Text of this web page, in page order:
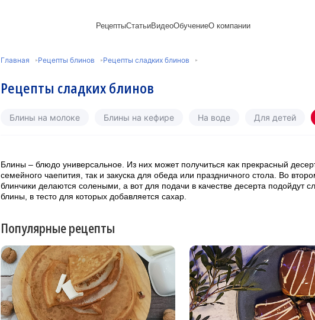
Рецепты
Рецепты блинов
Постные рецепты
Пасхальная выпечка
Рецепты пирогов
Пирожки
Сырники
Вафли
Статьи
Лайфхаки
выпечка
Сезонная выпечка
ВидеоОбучениеО компании
стандарт
Главная Рецепты блинов Рецепты сладких блинов
Рецепты сладких блинов
Блины на молоке Блины на кефире На воде Для детей
Блины – блюдо универсальное. Из них может получиться как прекрасный
семейного чаепития, так и закуска для обеда или праздничного стола. Во
блинчики делаются солеными, а вот для подачи в качестве десерта подойдут
блины, в тесто для которых добавляется сахар.
Популярные рецепты